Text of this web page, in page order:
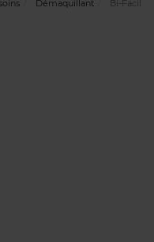
Démaquillant Bi-Facil